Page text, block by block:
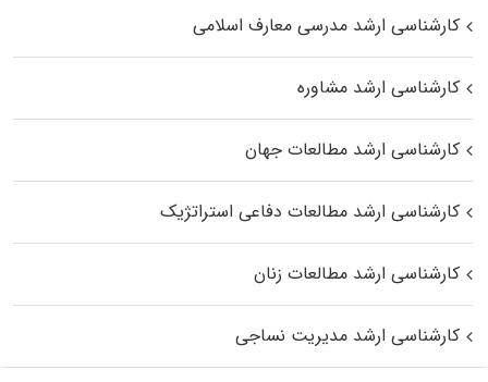
کارشناسی ارشد مدرسی معارف اسلامی
کارشناسی ارشد مشاوره
کارشناسی ارشد مطالعات جهان
کارشناسی ارشد مطالعات دفاعی استراتژیک
کارشناسی ارشد مطالعات زنان
کارشناسی ارشد مدیریت نساجی